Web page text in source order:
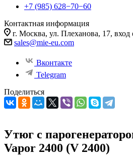
+7 (985) 628−70−60
Контактная информация
г. Москва, ул. Плеханова, 17, вход
sales@mie-eu.com
Вконтакте
Telegram
Поделиться
Утюг с
Vapor 2400 (V 2400)